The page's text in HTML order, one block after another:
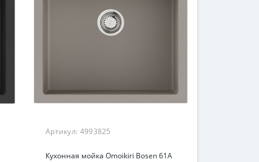
Артикул: 4993825
Кухонная мойка Omoikiri Bosen 61A